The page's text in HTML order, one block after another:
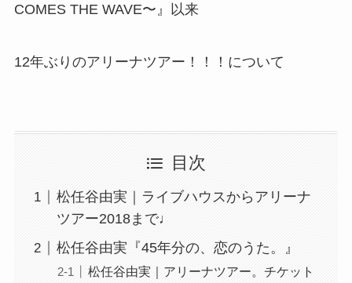
COMES THE WAVE〜』以来
12年ぶりのアリーナツアー！！！について
目次
松任谷由実｜ライブハウスからアリーナ
ツアー2018まで♩
松任谷由実『45年分の、恋のうた。』
松任谷由実｜アリーナツアー。チケット